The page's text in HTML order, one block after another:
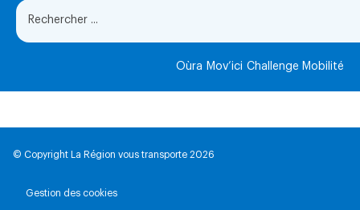
Oùra Mov’ici Challenge Mobilité
© Copyright La Région vous transporte 2026
Gestion des cookies